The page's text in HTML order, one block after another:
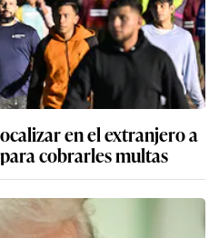
en el extranjero a
cobrarles multas